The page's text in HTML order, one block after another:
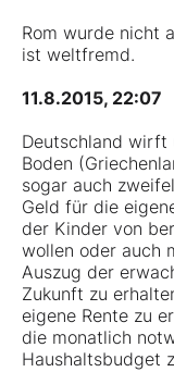
Rom wurde nicht
ist weltfremd.
11.8.2015, 22:07
Deutschland wirft
Boden
sogar auch
Geld für die
der Kinder von
wollen oder auch
Auszug der
Zukunft zu
eigene Rente zu
die monatlich
Haushaltsbudget